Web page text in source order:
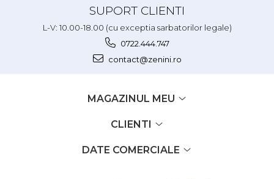
SUPORT CLIENTI
L-V: 10.00-18.00 (cu exceptia sarbatorilor legale)
0722.444.747
contact@zenini.ro
MAGAZINUL MEU
CLIENTI
DATE COMERCIALE